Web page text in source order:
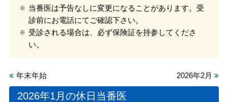
当番医は予告なしに変更になることがあります。受
診前にお電話にてご確認下さい。
受診される場合は、必ず保険証を持参してくださ
い。
年末年始 2026年2月
2026年1月の休日当番医
お知らせ 口腔保健センター
会員専用ページ プライバシーポリシー